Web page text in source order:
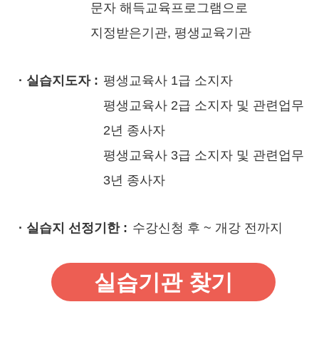
문자 해득교육프로그램으로
지정받은기관, 평생교육기관
· 실습지도자 : 평생교육사 1급 소지자
평생교육사 2급 소지자 및 관련업무
2년 종사자
평생교육사 3급 소지자 및 관련업무
3년 종사자
· 실습지 선정기한 : 수강신청 후 ~ 개강 전까지
실습기관 찾기